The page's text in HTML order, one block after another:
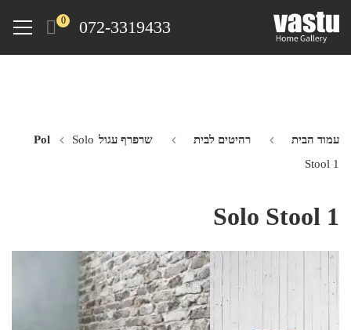
072-3319433
0
Menu
עמוד הבית רהיטים לבית שרפרף עגול Pol Solo
Stool 1
Solo Stool 1